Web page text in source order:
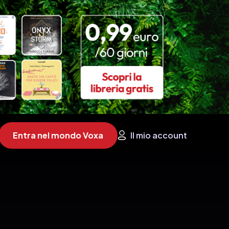
Entra nel mondo Voxa Il mio account